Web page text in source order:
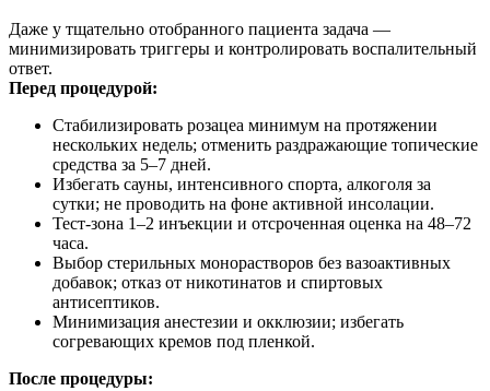
Даже у тщательно отобранного пациента задача —
минимизировать триггеры и контролировать воспалительный
ответ.
Перед процедурой:
Стабилизировать розацеа минимум на протяжении
нескольких недель; отменить раздражающие топические
средства за 5–7 дней.
Избегать сауны, интенсивного спорта, алкоголя за
сутки; не проводить на фоне активной инсолации.
Тест‑зона 1–2 инъекции и отсроченная оценка на 48–72
часа.
Выбор стерильных монорастворов без вазоактивных
добавок; отказ от никотинатов и спиртовых
антисептиков.
Минимизация анестезии и окклюзии; избегать
согревающих кремов под пленкой.
После процедуры: